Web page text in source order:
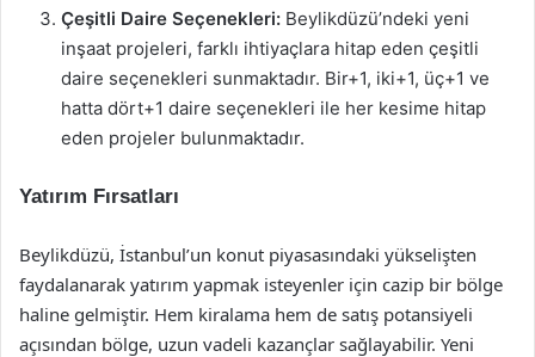
Çeşitli Daire Seçenekleri: Beylikdüzü’ndeki yeni
inşaat projeleri, farklı ihtiyaçlara hitap eden çeşitli
daire seçenekleri sunmaktadır. Bir+1, iki+1, üç+1 ve
hatta dört+1 daire seçenekleri ile her kesime hitap
eden projeler bulunmaktadır.
Yatırım Fırsatları
Beylikdüzü, İstanbul’un konut piyasasındaki yükselişten
faydalanarak yatırım yapmak isteyenler için cazip bir bölge
haline gelmiştir. Hem kiralama hem de satış potansiyeli
açısından bölge, uzun vadeli kazançlar sağlayabilir. Yeni